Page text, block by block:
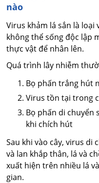
nào
Virus khảm lá sắn là loại
không thể sống độc lập
thực vật để nhân lên.
Quá trình lây nhiễm
Bọ phấn trắng hút
Virus tồn tại trong
Bọ phấn di chuyển
khi chích hút
Sau khi vào cây, virus di
và lan khắp thân, lá và
xuất hiện trên nhiều lá
gian.